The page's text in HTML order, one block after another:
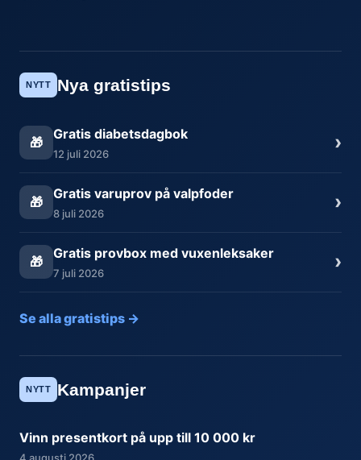
NYTT Nya gratistips
🎁
Gratis diabetsdagbok
12 juli 2026 ›
🎁
Gratis varuprov på valpfoder
8 juli 2026 ›
🎁
Gratis provbox med vuxenleksaker
7 juli 2026 ›
Se alla gratistips →
NYTT Kampanjer
Vinn presentkort på upp till 10 000 kr
4 augusti 2026